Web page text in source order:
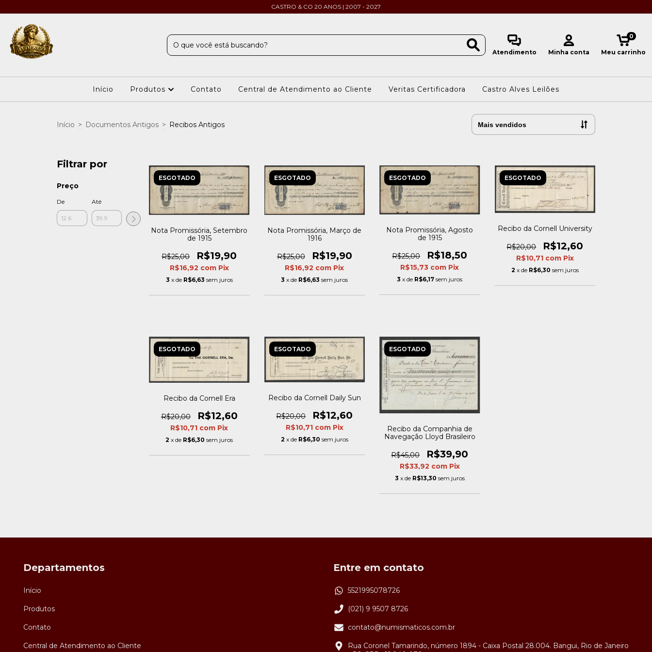
CASTRO & CO 20 ANOS | 2007 - 2027
Atendimento Minha conta Meu carrinho
0
Início Produtos Contato Central de Atendimento ao Cliente Veritas Certificadora Castro Alves Leilões
Início > Documentos Antigos > Recibos Antigos
Filtrar por
Preço
De Até
ESGOTADO
Nota Promissória, Setembro
de 1915
R$25,00 R$19,90
R$16,92 com Pix
3 x de R$6,63 sem juros
ESGOTADO
Nota Promissória, Março de
1916
R$25,00 R$19,90
R$16,92 com Pix
3 x de R$6,63 sem juros
ESGOTADO
Nota Promissória, Agosto
de 1915
R$25,00 R$18,50
R$15,73 com Pix
3 x de R$6,17 sem juros
ESGOTADO
Recibo da Cornell University
R$20,00 R$12,60
R$10,71 com Pix
2 x de R$6,30 sem juros
ESGOTADO
Recibo da Cornell Era
R$20,00 R$12,60
R$10,71 com Pix
2 x de R$6,30 sem juros
ESGOTADO
Recibo da Cornell Daily Sun
R$20,00 R$12,60
R$10,71 com Pix
2 x de R$6,30 sem juros
ESGOTADO
Recibo da Companhia de
Navegação Lloyd Brasileiro
R$45,00 R$39,90
R$33,92 com Pix
3 x de R$13,30 sem juros
Departamentos
Início
Produtos
Contato
Central de Atendimento ao Cliente
Entre em contato
5521995078726
(021) 9 9507 8726
contato@numismaticos.com.br
Rua Coronel Tamarindo, número 1894 - Caixa Postal 28.004. Bangui, Rio de Janeiro